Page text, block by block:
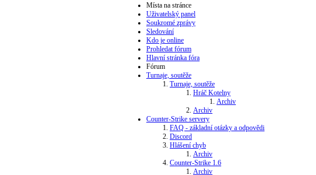
Místa na stránce
Uživatelský panel
Soukromé zprávy
Sledování
Kdo je online
Prohledat fórum
Hlavní stránka fóra
Fórum
Turnaje, soutěže
Turnaje, soutěže
Hráč Kotelny
Archiv
Archiv
Counter-Strike servery
FAQ - základní otázky a odpovědi
Discord
Hlášení chyb
Archiv
Counter-Strike 1.6
Archiv